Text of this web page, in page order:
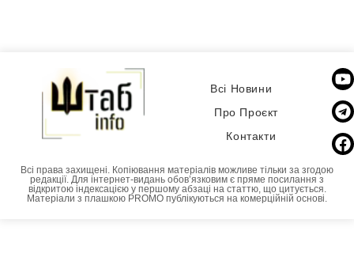
Всі Новини
Про Проєкт
Контакти
Всі права захищені. Копіювання матеріалів можливе тільки за згодою
редакції. Для інтернет-видань обовʼязковим є пряме посилання з
відкритою індексацією у першому абзаці на статтю, що цитується.
Матеріали з плашкою PROMO публікуються на комерційній основі.